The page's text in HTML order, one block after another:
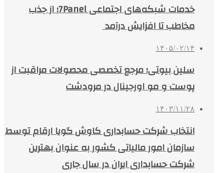
خدمات شبکه‌های اجتماعی 7Panel؛ از جذب
مخاطب تا افزایش درآمد
۱۴۰۵/۰۲/۱۴
سلین بیوتی؛ مرجع تخصصی محصولات مراقبت از
پوست و مو اورجینال در مرودشت
۱۴۰۳/۱۱/۲۸
انتخاب شرکت حسابداری کاوش گویا ارقام توسط
سازمان امور مالیاتی کشور به عنوان بهترین
شرکت حسابداری ایران در سال جاری